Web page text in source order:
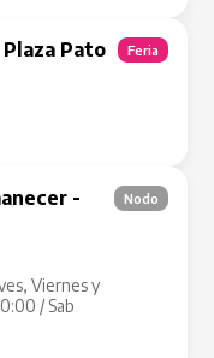
Pato
Feria
-
Viernes y
/ Sab
Nodo